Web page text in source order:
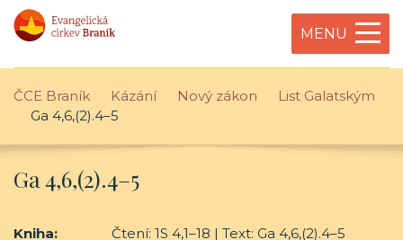
MENU
ČCE Braník Kázání Nový zákon
List Galatským
Ga 4,6,(2).4–5
Ga 4,6,(2).4–5
Kniha: Čtení: 1S 4,1–18 | Text: Ga 4,6,(2).4–5